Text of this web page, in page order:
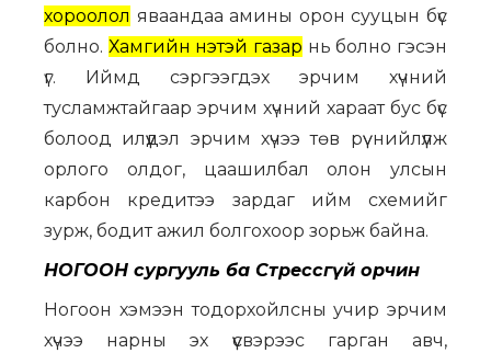
хороолол яваандаа амины орон сууцын бүс
болно. Хамгийн үнэтэй газар нь болно гэсэн
үг. Иймд сэргээгдэх эрчим хүчний
тусламжтайгаар эрчим хүчний хараат бус бүс
болоод илүүдэл эрчим хүчээ төв рүү нийлүүлж
орлого олдог, цаашилбал олон улсын
карбон кредитээ зардаг ийм схемийг
зурж, бодит ажил болгохоор зорьж байна.
НОГООН сургууль ба Стрессгүй орчин
Ногоон хэмээн тодорхойлсны учир эрчим
хүчээ нарны эх үүсвэрээс гарган авч,